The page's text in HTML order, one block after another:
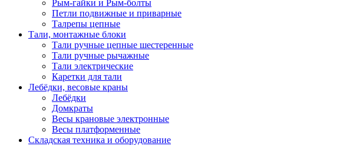
Рым-гайки и Рым-болты
Петли подвижные и приварные
Талрепы цепные
Тали, монтажные блоки
Тали ручные цепные шестеренные
Тали ручные рычажные
Тали электрические
Каретки для тали
Лебёдки, весовые краны
Лебёдки
Домкраты
Весы крановые электронные
Весы платформенные
Складская техника и оборудование